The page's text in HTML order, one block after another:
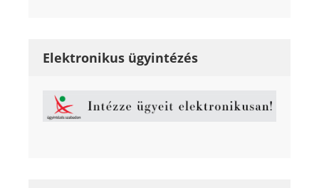
Elektronikus ügyintézés